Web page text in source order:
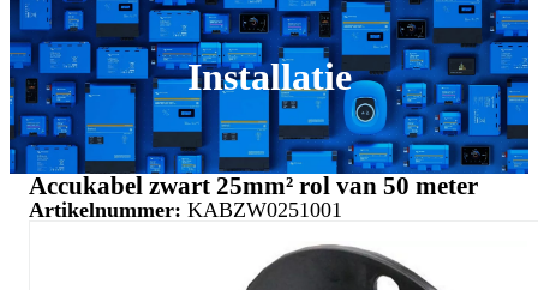
Installatie
Accukabel zwart 25mm² rol van 50 meter
Artikelnummer: KABZW0251001